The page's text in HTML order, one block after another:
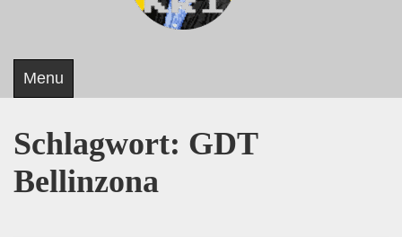
Menu
Schlagwort: GDT
Bellinzona